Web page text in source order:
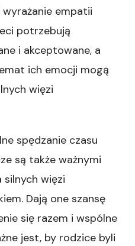
wyrażanie empatii
potrzebują
i akceptowane, a
ich emocji mogą
więzi
spędzanie czasu
są także ważnymi
więzi
Dają one szansę
się razem i wspólne
jest, by rodzice byli